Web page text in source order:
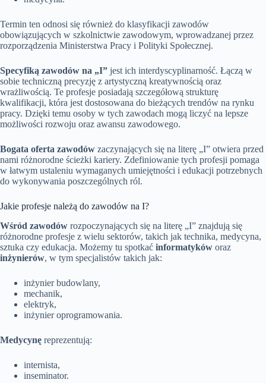
Termin ten odnosi się również do klasyfikacji zawodów
obowiązujących w szkolnictwie zawodowym, wprowadzanej przez
rozporządzenia Ministerstwa Pracy i Polityki Społecznej.
Specyfiką zawodów na „I” jest ich interdyscyplinarność. Łączą w
sobie techniczną precyzję z artystyczną kreatywnością oraz
wrażliwością. Te profesje posiadają szczegółową strukturę
kwalifikacji, która jest dostosowana do bieżących trendów na rynku
pracy. Dzięki temu osoby w tych zawodach mogą liczyć na lepsze
możliwości rozwoju oraz awansu zawodowego.
Bogata oferta zawodów zaczynających się na literę „I” otwiera przed
nami różnorodne ścieżki kariery. Zdefiniowanie tych profesji pomaga
w łatwym ustaleniu wymaganych umiejętności i edukacji potrzebnych
do wykonywania poszczególnych ról.
Jakie profesje należą do zawodów na I?
Wśród zawodów rozpoczynających się na literę „I” znajdują się
różnorodne profesje z wielu sektorów, takich jak technika, medycyna,
sztuka czy edukacja. Możemy tu spotkać informatyków oraz
inżynierów, w tym specjalistów takich jak:
inżynier budowlany,
mechanik,
elektryk,
inżynier oprogramowania.
Medycynę reprezentują:
internista,
inseminator.